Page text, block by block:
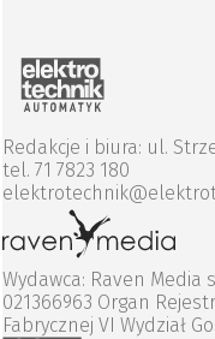
Redakcje i biura: ul.
tel. 71 7823 180
Wydawca: Raven Media
021366963 Organ
Fabrycznej VI Wydział